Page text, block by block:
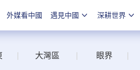
外媒看中國 遇見中國 深耕世界
大灣區 眼界